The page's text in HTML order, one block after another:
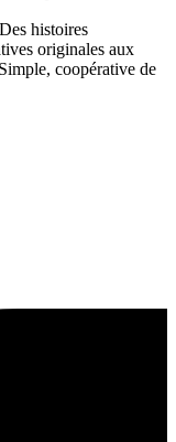
histoires
originales aux
coopérative de